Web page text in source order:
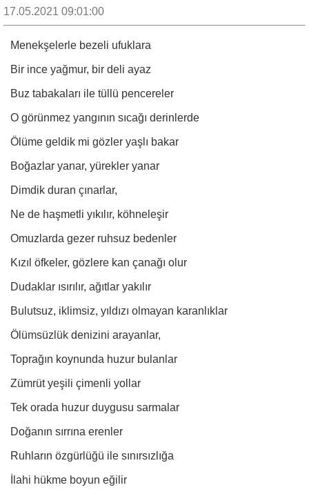
17.05.2021 09:01:00
Menekşelerle bezeli ufuklara
Bir ince yağmur, bir deli ayaz
Buz tabakaları ile tüllü pencereler
O görünmez yangının sıcağı derinlerde
Ölüme geldik mi gözler yaşlı bakar
Boğazlar yanar, yürekler yanar
Dimdik duran çınarlar,
Ne de haşmetli yıkılır, köhneleşir
Omuzlarda gezer ruhsuz bedenler
Kızıl öfkeler, gözlere kan çanağı olur
Dudaklar ısırılır, ağıtlar yakılır
Bulutsuz, iklimsiz, yıldızı olmayan karanlıklar
Ölümsüzlük denizini arayanlar,
Toprağın koynunda huzur bulanlar
Zümrüt yeşili çimenli yollar
Tek orada huzur duygusu sarmalar
Doğanın sırrına erenler
Ruhların özgürlüğü ile sınırsızlığa
İlahi hükme boyun eğilir